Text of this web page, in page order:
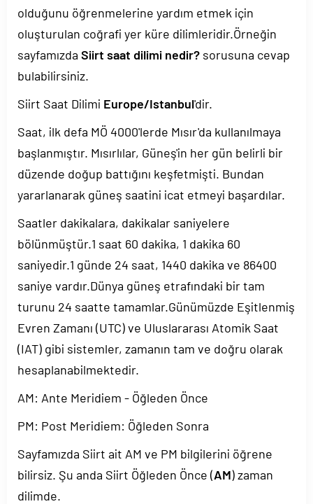
olduğunu öğrenmelerine yardım etmek için
oluşturulan coğrafi yer küre dilimleridir.Örneğin
sayfamızda Siirt saat dilimi nedir? sorusuna cevap
bulabilirsiniz.
Siirt Saat Dilimi Europe/Istanbul'dir.
Saat, ilk defa MÖ 4000'lerde Mısır'da kullanılmaya
başlanmıştır. Mısırlılar, Güneş'in her gün belirli bir
düzende doğup battığını keşfetmişti. Bundan
yararlanarak güneş saatini icat etmeyi başardılar.
Saatler dakikalara, dakikalar saniyelere
bölünmüştür.1 saat 60 dakika, 1 dakika 60
saniyedir.1 günde 24 saat, 1440 dakika ve 86400
saniye vardır.Dünya güneş etrafındaki bir tam
turunu 24 saatte tamamlar.Günümüzde Eşitlenmiş
Evren Zamanı (UTC) ve Uluslararası Atomik Saat
(IAT) gibi sistemler, zamanın tam ve doğru olarak
hesaplanabilmektedir.
AM: Ante Meridiem - Öğleden Önce
PM: Post Meridiem: Öğleden Sonra
Sayfamızda Siirt ait AM ve PM bilgilerini öğrene
bilirsiz. Şu anda Siirt Öğleden Önce (AM) zaman
dilimde.